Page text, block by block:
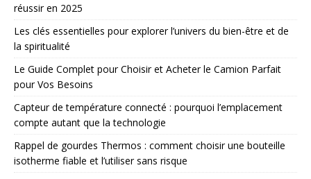
réussir en 2025
Les clés essentielles pour explorer l’univers du bien-être et de
la spiritualité
Le Guide Complet pour Choisir et Acheter le Camion Parfait
pour Vos Besoins
Capteur de température connecté : pourquoi l’emplacement
compte autant que la technologie
Rappel de gourdes Thermos : comment choisir une bouteille
isotherme fiable et l’utiliser sans risque